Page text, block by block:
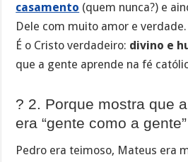
casamento (quem nunca?) e
Dele com muito amor e verdade.
É o Cristo verdadeiro: divino e
que a gente aprende na fé
? 2. Porque mostra que
era “gente como a gente”
Pedro era teimoso, Mateus era